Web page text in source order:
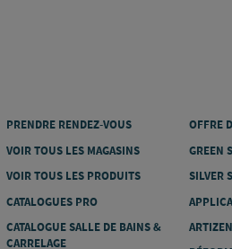
PRENDRE RENDEZ-VOUS
VOIR TOUS LES MAGASINS
VOIR TOUS LES PRODUITS
CATALOGUES PRO
CATALOGUE SALLE DE BAINS &
CARRELAGE
OFFRE
GREEN
SILVER
ARTIZEN